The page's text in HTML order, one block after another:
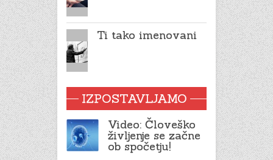
Ti tako imenovani
IZPOSTAVLJAMO
Video: Človeško
življenje se začne
ob spočetju!